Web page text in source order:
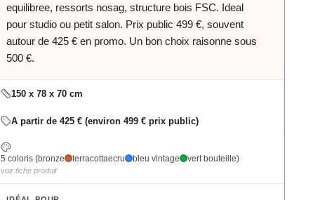
equilibree, ressorts nosag, structure bois FSC. Ideal
pour studio ou petit salon. Prix public 499 €, souvent
autour de 425 € en promo. Un bon choix raisonne sous
500 €.
150 x 78 x 70 cm
A partir de 425 € (environ 499 € prix public)
5 coloris (bronze terracottaecru bleu vintage vert bouteille)
voir fiche produit